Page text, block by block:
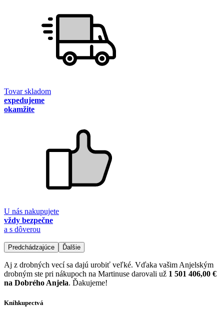
Tovar skladom
expedujeme
okamžite
U nás nakupujete
vždy bezpečne
a s dôverou
Predchádzajúce Ďalšie
Aj z drobných vecí sa dajú urobiť veľké. Vďaka vašim Anjelským
drobným ste pri nákupoch na Martinuse darovali už 1 501 406,00 €
na Dobrého Anjela. Ďakujeme!
Kníhkupectvá